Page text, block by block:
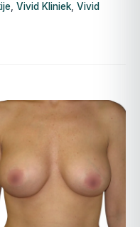
Vivid Kliniek Vivid